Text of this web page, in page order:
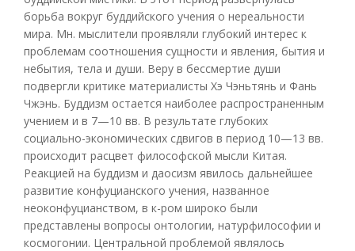
борьба вокруг буддийского учения о нереальности
мира. Мн. мыслители проявляли глубокий интерес к
проблемам соотношения сущности и явления, бытия и
небытия, тела и души. Веру в бессмертие души
подвергли критике материалисты Хэ Чэньтянь и Фань
Чжэнь. Буддизм остается наиболее распространенным
учением и в 7—10 вв. В результате глубоких
социально-экономических сдвигов в период 10—13 вв.
происходит расцвет философской мысли Китая.
Реакцией на буддизм и даосизм явилось дальнейшее
развитие конфуцианского учения, названное
неоконфуцианством, в к-ром широко были
представлены вопросы онтологии, натурфилософии и
космогонии. Центральной проблемой являлось